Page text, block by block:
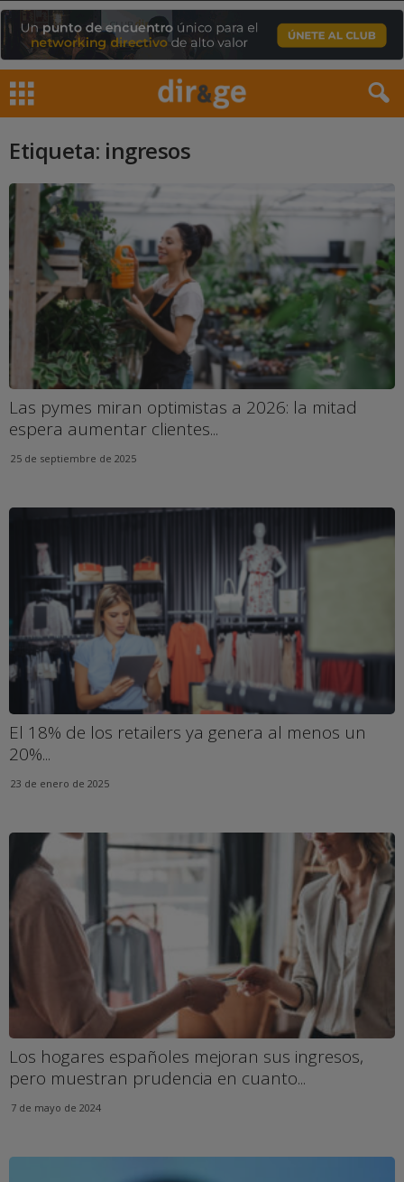
Etiqueta: ingresos
Las pymes miran optimistas a 2026: la mitad
espera aumentar clientes...
25 de septiembre de 2025
El 18% de los retailers ya genera al menos un
20%...
23 de enero de 2025
Los hogares españoles mejoran sus ingresos,
pero muestran prudencia en cuanto...
7 de mayo de 2024